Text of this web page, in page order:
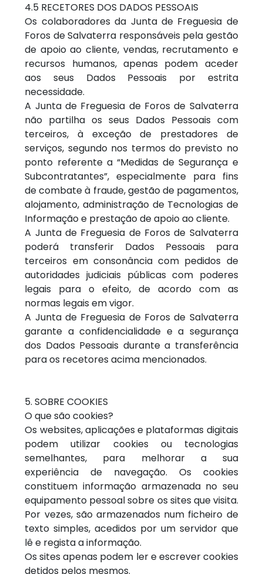
4.5 RECETORES DOS DADOS PESSOAIS
Os colaboradores da Junta de Freguesia de
Foros de Salvaterra responsáveis pela gestão
de apoio ao cliente, vendas, recrutamento e
recursos humanos, apenas podem aceder
aos seus Dados Pessoais por estrita
necessidade.
A Junta de Freguesia de Foros de Salvaterra
não partilha os seus Dados Pessoais com
terceiros, à exceção de prestadores de
serviços, segundo nos termos do previsto no
ponto referente a “Medidas de Segurança e
Subcontratantes”, especialmente para fins
de combate à fraude, gestão de pagamentos,
alojamento, administração de Tecnologias de
Informação e prestação de apoio ao cliente.
A Junta de Freguesia de Foros de Salvaterra
poderá transferir Dados Pessoais para
terceiros em consonância com pedidos de
autoridades judiciais públicas com poderes
legais para o efeito, de acordo com as
normas legais em vigor.
A Junta de Freguesia de Foros de Salvaterra
garante a confidencialidade e a segurança
dos Dados Pessoais durante a transferência
para os recetores acima mencionados.
5. SOBRE COOKIES
O que são cookies?
Os websites, aplicações e plataformas digitais
podem utilizar cookies ou tecnologias
semelhantes, para melhorar a sua
experiência de navegação. Os cookies
constituem informação armazenada no seu
equipamento pessoal sobre os sites que visita.
Por vezes, são armazenados num ficheiro de
texto simples, acedidos por um servidor que
lê e regista a informação.
Os sites apenas podem ler e escrever cookies
detidos pelos mesmos.